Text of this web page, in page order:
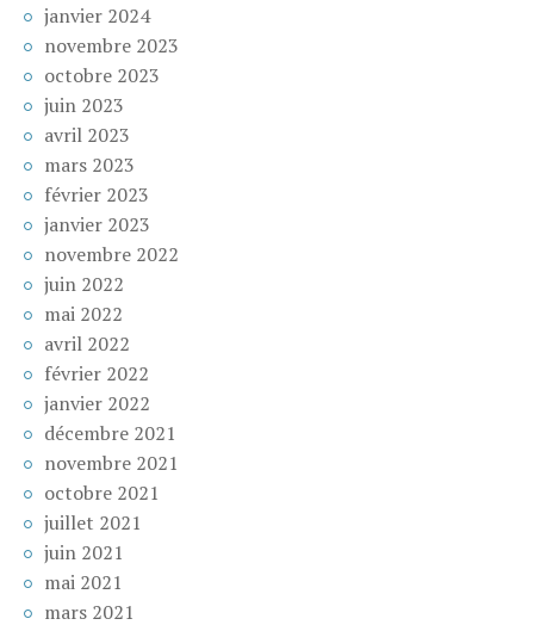
janvier 2024
novembre 2023
octobre 2023
juin 2023
avril 2023
mars 2023
février 2023
janvier 2023
novembre 2022
juin 2022
mai 2022
avril 2022
février 2022
janvier 2022
décembre 2021
novembre 2021
octobre 2021
juillet 2021
juin 2021
mai 2021
mars 2021